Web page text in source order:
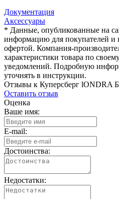
Документация
Аксессуары
* Данные, опубликованные на
информацию для покупателей и
офертой. Компания-
характеристики товара по
уведомлений. Подробную
уточнять в инструкции.
Отзывы к Куперсберг lONDRA
Оставить отзыв
Оценка
Ваше имя:
E-mail:
Достоинства:
Недостатки: